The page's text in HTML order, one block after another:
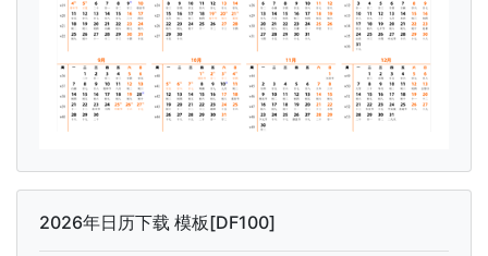
2026年日历下载 模板[DF100]